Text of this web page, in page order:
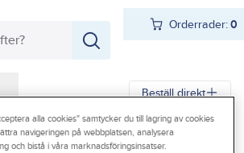
Orderrader:0
Beställ direkt
Verktyg, maskiner & hantering
alla cookies" samtycker du till lagring av cookies
navigeringen på webbplatsen, analysera
och bistå i våra marknadsföringsinsatser.